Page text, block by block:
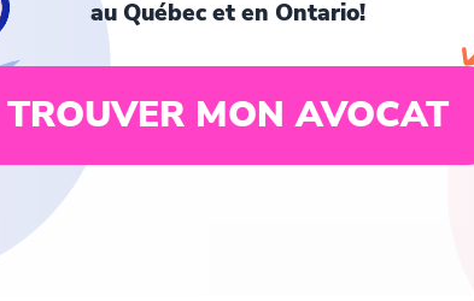
au Québec et en Ontario!
TROUVER MON AVOCAT